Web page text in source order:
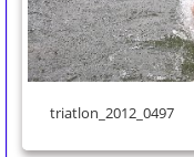
triatlon_2012_0497